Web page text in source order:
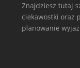
Znajdziesz tutaj
ciekawostki oraz
planowanie